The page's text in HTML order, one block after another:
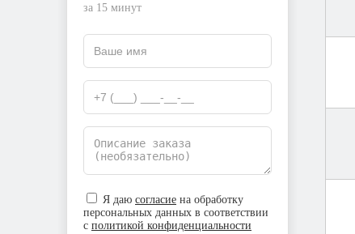
за 15 минут
Я даю согласие на обработку
персональных данных в соответствии
с политикой конфиденциальности